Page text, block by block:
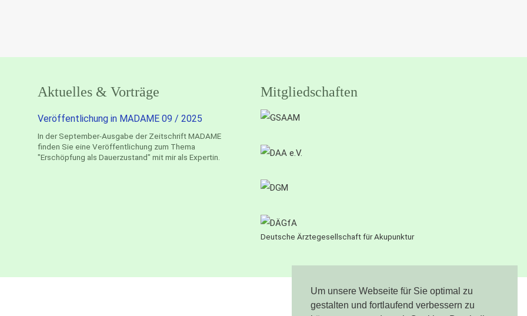
Um unsere Webseite für Sie optimal zu
gestalten und fortlaufend verbessern zu
Aktuelles & Vorträge
Veröffentlichung in MADAME 09 / 2025
In der September-Ausgabe der Zeitschrift MADAME
finden Sie eine Veröffentlichung zum Thema
"Erschöpfung als Dauerzustand" mit mir als Expertin.
Mitgliedschaften
Deutsche Ärztegesellschaft für Akupunktur